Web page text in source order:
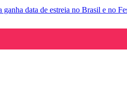
data de estreia no Brasil e no